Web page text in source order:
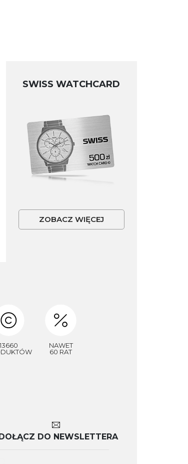
SWISS WATCHCARD
ZOBACZ WIĘCEJ
13660
NAWET
60 RAT
DO NEWSLETTERA